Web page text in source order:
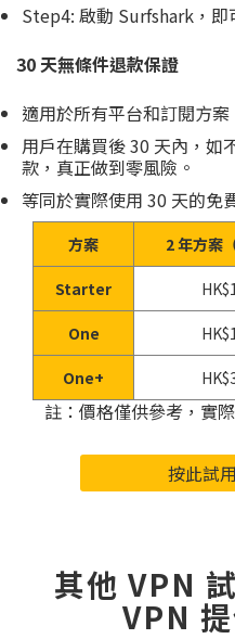
Step4: 啟動 Surfshark，即
30 天無條件退款保證
適用於所有平台和訂閱方案
用戶在購買後 30 天內，如
款，真正做到零風險。
等同於實際使用 30 天的免
方案 2 年方案
Starter
One
One+
註：價格僅供參考，實
按此試
其他 VPN
VPN